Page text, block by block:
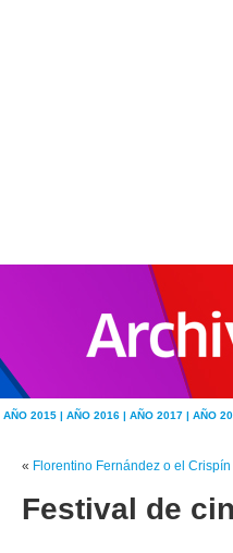
AÑO 2015 | AÑO 2016 | AÑO 2017 | AÑO
« Florentino Fernández o el
Festival de